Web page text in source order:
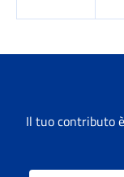
Il tuo contributo